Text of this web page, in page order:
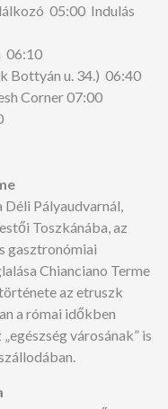
05:00 Indulás
06:10
Bottyán u. 34.) 06:40
Corner 07:00
Pályaudvarnál,
Toszkánába, az
gasztronómiai
Chianciano Terme
az etruszk
a római időkben
városának” is